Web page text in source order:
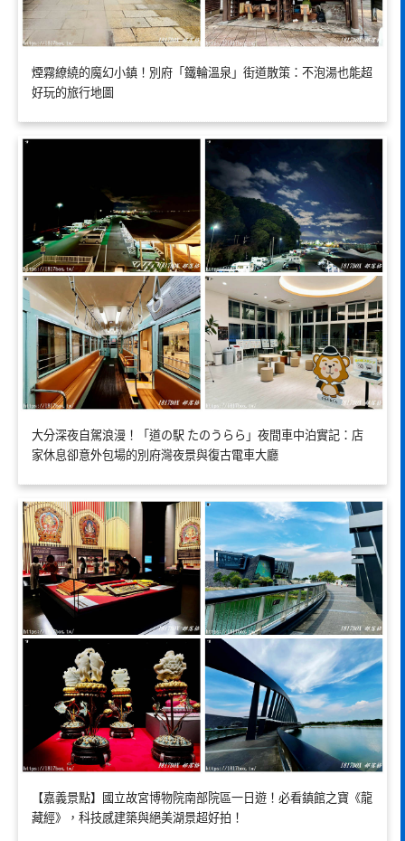
煙霧繚繞的魔幻小鎮！別府「鐵輪溫泉」街道散策：不泡湯也能超
好玩的旅行地圖
大分深夜自駕浪漫！「道の駅 たのうらら」夜間車中泊實記：店
家休息卻意外包場的別府灣夜景與復古電車大廳
【嘉義景點】國立故宮博物院南部院區一日遊！必看鎮館之寶《龍
藏經》，科技感建築與絕美湖景超好拍！